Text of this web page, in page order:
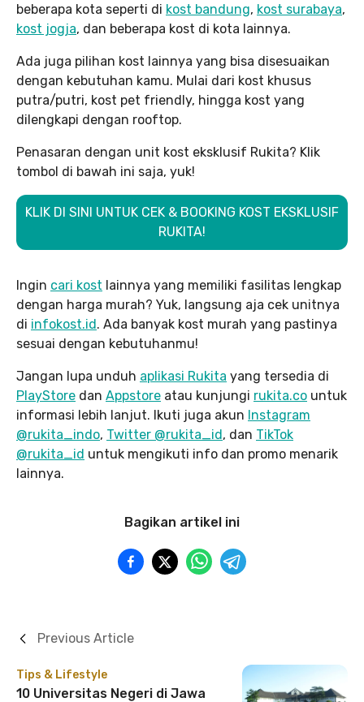
beberapa kota seperti di kost bandung, kost surabaya,
kost jogja, dan beberapa kost di kota lainnya.
Ada juga pilihan kost lainnya yang bisa disesuaikan
dengan kebutuhan kamu. Mulai dari kost khusus
putra/putri, kost pet friendly, hingga kost yang
dilengkapi dengan rooftop.
Penasaran dengan unit kost eksklusif Rukita? Klik
tombol di bawah ini saja, yuk!
KLIK DI SINI UNTUK CEK & BOOKING KOST EKSKLUSIF
RUKITA!
Ingin cari kost lainnya yang memiliki fasilitas lengkap
dengan harga murah? Yuk, langsung aja cek unitnya
di infokost.id. Ada banyak kost murah yang pastinya
sesuai dengan kebutuhanmu!
Jangan lupa unduh aplikasi Rukita yang tersedia di
PlayStore dan Appstore atau kunjungi rukita.co untuk
informasi lebih lanjut. Ikuti juga akun Instagram
@rukita_indo, Twitter @rukita_id, dan TikTok
@rukita_id untuk mengikuti info dan promo menarik
lainnya.
Bagikan artikel ini
Tips & Lifestyle
10 Universitas Negeri di Jawa
Previous Article